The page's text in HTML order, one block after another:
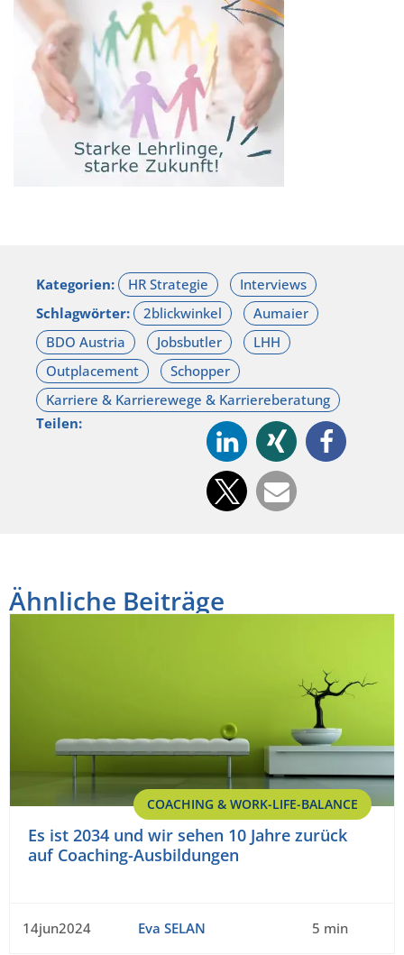
Kategorien:
Schlagwörter:
Teilen:
Ähnliche Beiträge
COACHING & WORK-LIFE-BALANCE
Es ist 2034 und wir sehen 10 Jahre zurück
auf Coaching-Ausbildungen
14jun2024 Eva SELAN 5 min